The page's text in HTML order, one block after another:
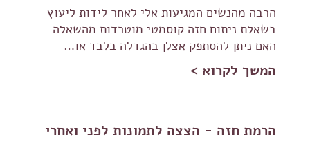
הרבה מהנשים המגיעות אלי לאחר לידות ליעוץ
בשאלת ניתוח חזה קוסמטי מוטרדות מהשאלה
האם ניתן להסתפק אצלן בהגדלה בלבד או…
המשך לקרוא >
הרמת חזה - הצצה לתמונות לפני ואחרי